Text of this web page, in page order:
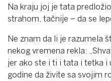
Na kraju joj je tata
strahom, tačnije – da se
Ne znam da li je razumela
nekog vremena rekla:
jer ako ste i ti i tata i tetka i
godine da živite sa svojim